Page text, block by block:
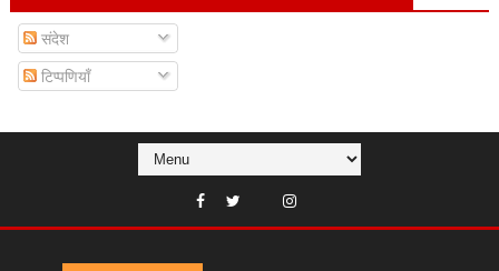
संदेश
टिप्पणियाँ